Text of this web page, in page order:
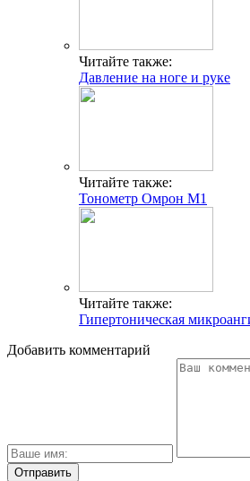
Читайте также:
Давление на ноге и руке
Читайте также:
Тонометр Омрон М1
Читайте также:
Гипертоническая
Добавить комментарий